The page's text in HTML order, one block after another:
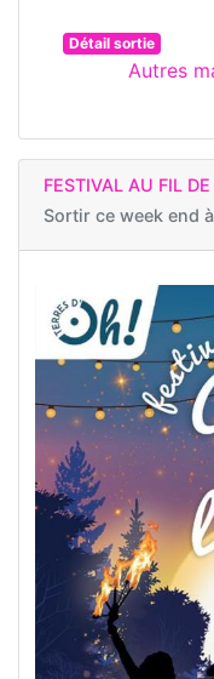
Détail sortie
Autres
FESTIVAL AU FIL
Sortir ce week end à